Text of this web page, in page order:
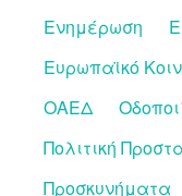
Ενημέρωση
Ευρωπαϊκό
ΟΑΕΔ
Πολιτική
Προσκυνήματα